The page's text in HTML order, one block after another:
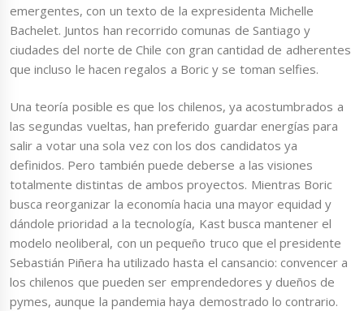
emergentes, con un texto de la expresidenta Michelle
Bachelet. Juntos han recorrido comunas de Santiago y
ciudades del norte de Chile con gran cantidad de adherentes
que incluso le hacen regalos a Boric y se toman selfies.
Una teoría posible es que los chilenos, ya acostumbrados a
las segundas vueltas, han preferido guardar energías para
salir a votar una sola vez con los dos candidatos ya
definidos. Pero también puede deberse a las visiones
totalmente distintas de ambos proyectos. Mientras Boric
busca reorganizar la economía hacia una mayor equidad y
dándole prioridad a la tecnología, Kast busca mantener el
modelo neoliberal, con un pequeño truco que el presidente
Sebastián Piñera ha utilizado hasta el cansancio: convencer a
los chilenos que pueden ser emprendedores y dueños de
pymes, aunque la pandemia haya demostrado lo contrario.